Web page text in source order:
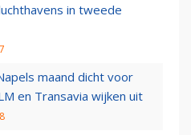
in tweede
maand dicht voor
en Transavia wijken uit